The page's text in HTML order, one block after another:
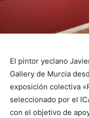
El pintor yeclano
Gallery de Murcia
exposición colectiva
seleccionado por el
con el objetivo de